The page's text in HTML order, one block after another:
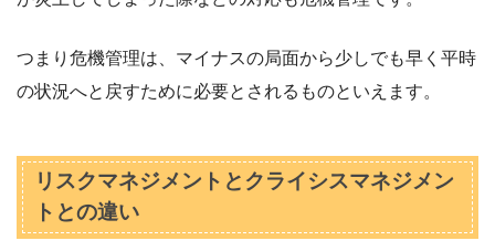
つまり危機管理は、マイナスの局面から少しでも早く平時
の状況へと戻すために必要とされるものといえます。
リスクマネジメントとクライシスマネジメン
トとの違い